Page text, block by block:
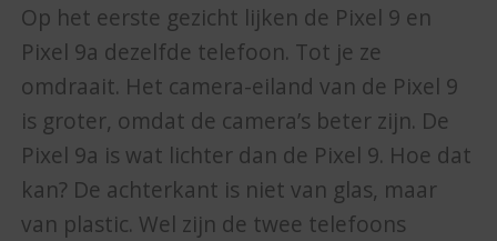
Op het eerste gezicht lijken de Pixel 9 en
Pixel 9a dezelfde telefoon. Tot je ze
omdraait. Het camera-eiland van de Pixel 9
is groter, omdat de camera’s beter zijn. De
Pixel 9a is wat lichter dan de Pixel 9. Hoe dat
kan? De achterkant is niet van glas, maar
van plastic. Wel zijn de twee telefoons